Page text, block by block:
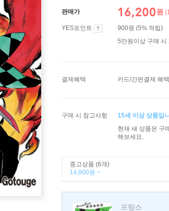
판매가 16,200원
YES포인트
900원 (5% 적립)
5만원이상 구매 시
결제혜택 카드/간편결제 혜
구매 시 참고사항
15세 이상 상품입
현재 새 상품은 구
해보세요.
중고상품 (6개)
14,800원 ~
프랑스